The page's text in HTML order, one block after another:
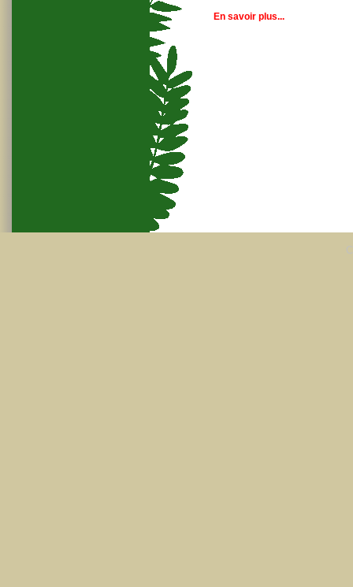
En savoir plus...